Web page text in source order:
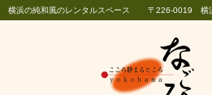
横浜の純和風のレンタルスペース 〒226-0019 横